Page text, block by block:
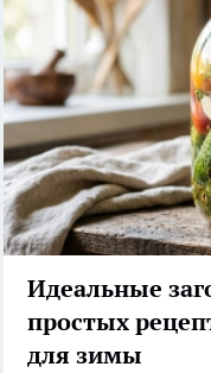
Идеальные
простых
для зимы